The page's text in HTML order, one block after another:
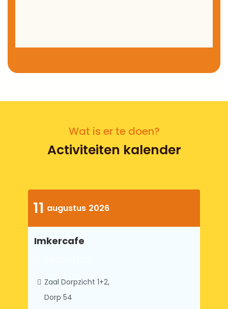
Activiteiten kalender
11 augustus 2026
Imkercafe
08:00 - 17:00
Dorp 54
Zoersel,